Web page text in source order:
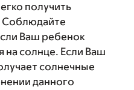
получить
Соблюдайте
Ваш ребенок
на солнце. Если Ваш
солнечные
данного